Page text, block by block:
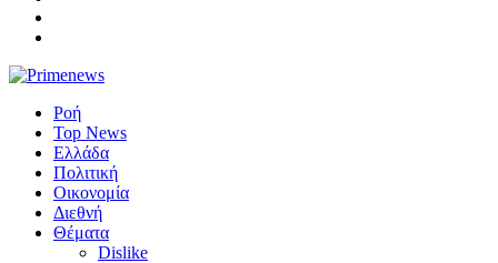
Ροή
Top News
Ελλάδα
Πολιτική
Οικονομία
Διεθνή
Θέματα
Dislike